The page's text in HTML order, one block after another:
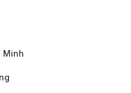
di chuyển khoảng 25-
giao thông.
tương đương với taxi
Minh